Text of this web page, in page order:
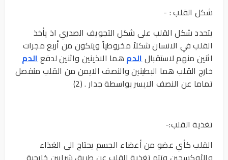
شكل القلب : -
يتحدد شكل القلب على شكل التجويف الصدري اذ يأخذ
القلب في الانسان شكلاً مخروطياً ويتكون من أربع مجرات
اثنين منهم لاستقبالالدم هما الاذينين واثنين لدفعالدم
خارج القلب هما البطينين والنصف الايمن من القلب منفصل
تماما عن النصف الايسر بواسطة جدار . (2)
تغذية القلب:-
القلب كأي عضو من أعضاء الجسم يحتاج الى الغذاء